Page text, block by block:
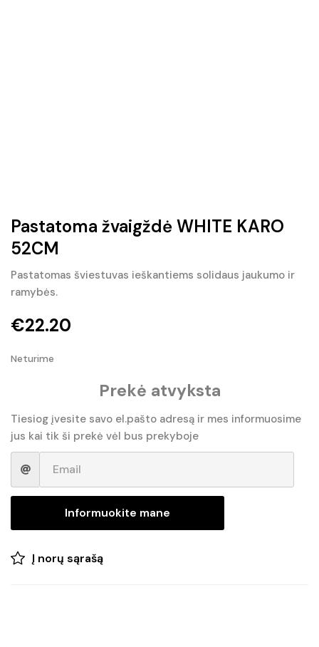
Pastatoma žvaigždė WHITE KARO
52CM
Pastatomas šviestuvas ieškantiems solidaus jaukumo ir
ramybės.
€22.20
Neturime
Prekė atvyksta
Tiesiog įvesite savo el.pašto adresą ir mes informuosime
jus kai tik ši prekė vėl bus prekyboje
Informuokite mane
Į norų sąrašą